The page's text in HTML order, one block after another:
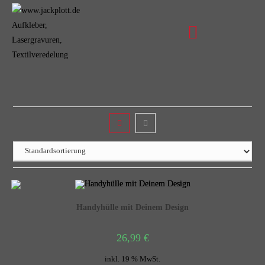
Handyhülle mit Deinem Design
26,99 €
inkl. 19 % MwSt.